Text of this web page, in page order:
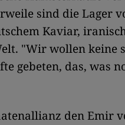
sind die Lager
Kaviar,
"Wir wollen keine
gebeten, das, was
den Emir